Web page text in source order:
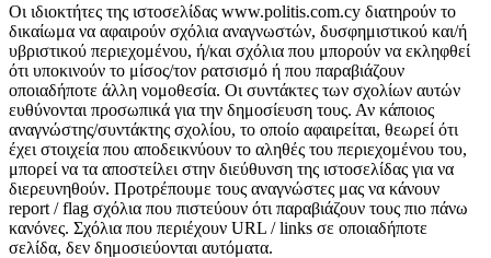
Οι ιδιοκτήτες της ιστοσελίδας www.politis.com.cy διατηρούν το
δικαίωμα να αφαιρούν σχόλια αναγνωστών, δυσφημιστικού και/ή
υβριστικού περιεχομένου, ή/και σχόλια που μπορούν να εκληφθεί
ότι υποκινούν το μίσος/τον ρατσισμό ή που παραβιάζουν
οποιαδήποτε άλλη νομοθεσία. Οι συντάκτες των σχολίων αυτών
ευθύνονται προσωπικά για την δημοσίευση τους. Αν κάποιος
αναγνώστης/συντάκτης σχολίου, το οποίο αφαιρείται, θεωρεί ότι
έχει στοιχεία που αποδεικνύουν το αληθές του περιεχομένου του,
μπορεί να τα αποστείλει στην διεύθυνση της ιστοσελίδας για να
διερευνηθούν. Προτρέπουμε τους αναγνώστες μας να κάνουν
report / flag σχόλια που πιστεύουν ότι παραβιάζουν τους πιο πάνω
κανόνες. Σχόλια που περιέχουν URL / links σε οποιαδήποτε
σελίδα, δεν δημοσιεύονται αυτόματα.